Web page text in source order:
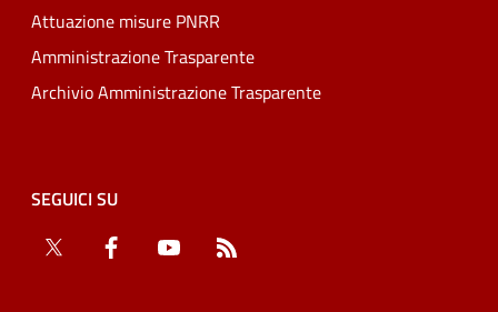
Attuazione misure PNRR
Amministrazione Trasparente
Archivio Amministrazione Trasparente
SEGUICI SU
Twitter
Facebook YouTube